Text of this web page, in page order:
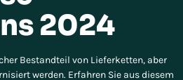
2024
Bestandteil von Lieferketten, aber
werden. Erfahren Sie aus diesem